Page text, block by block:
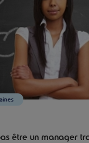
être un manager